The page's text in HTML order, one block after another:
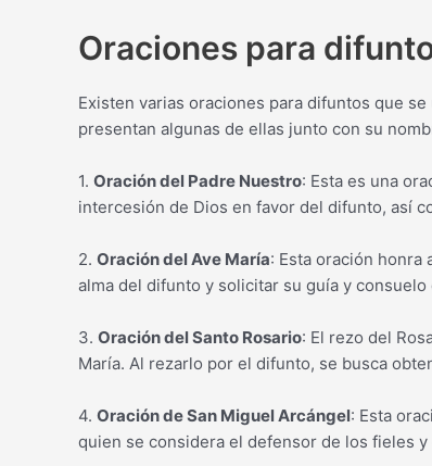
Oraciones para
Existen varias oraciones para difuntos que
presentan algunas de ellas junto con su
1. Oración del Padre Nuestro: Esta es una
intercesión de Dios en favor del difunto, así
2. Oración del Ave María: Esta oración honra
alma del difunto y solicitar su guía y
3. Oración del Santo Rosario: El rezo del
María. Al rezarlo por el difunto, se busca
4. Oración de San Miguel Arcángel: Esta
quien se considera el defensor de los fieles